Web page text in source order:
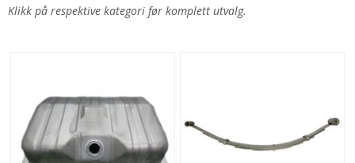
Klikk på respektive kategori før komplett utvalg.